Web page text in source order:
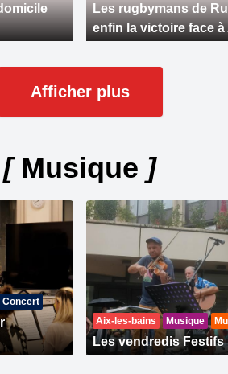
Les rugbymans de
enfin la victoire face
Afficher plus
[Musique ]
Concert
Aix-les-bains Musique
Les vendredis Festifs